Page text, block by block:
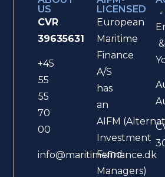
US
CVR
39635631
+45
55
55
70
00
info@maritimefinance.dk
LICENSED
European
Maritime
Finance
A/S
has
an
AIFM
Investment
Fund
Managers)
&